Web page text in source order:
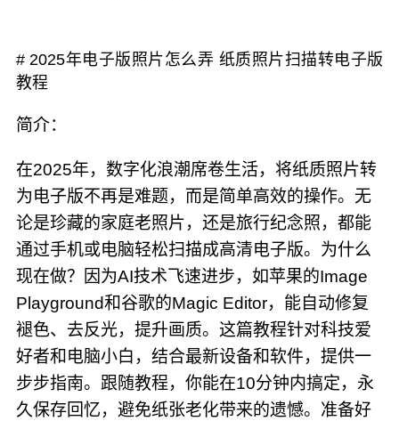
# 2025年电子版照片怎么弄 纸质照片扫描转电子版
教程
简介：
在2025年，数字化浪潮席卷生活，将纸质照片转
为电子版不再是难题，而是简单高效的操作。无
论是珍藏的家庭老照片，还是旅行纪念照，都能
通过手机或电脑轻松扫描成高清电子版。为什么
现在做？因为AI技术飞速进步，如苹果的Image
Playground和谷歌的Magic Editor，能自动修复
褪色、去反光，提升画质。这篇教程针对科技爱
好者和电脑小白，结合最新设备和软件，提供一
步步指南。跟随教程，你能在10分钟内搞定，永
久保存回忆，避免纸张老化带来的遗憾。准备好